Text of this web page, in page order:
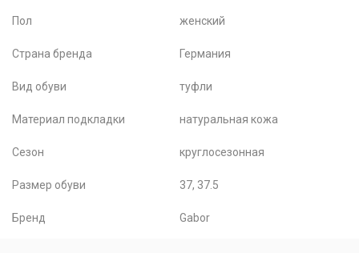
Пол женский
Страна бренда Германия
Вид обуви туфли
Материал подкладки натуральная кожа
Сезон круглосезонная
Размер обуви 37, 37.5
Бренд Gabor